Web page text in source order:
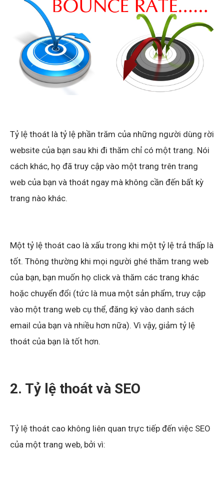
Tỷ lệ thoát là tỷ lệ phần trăm của những người dùng rời
website của bạn sau khi đi thăm chỉ có một trang. Nói
cách khác, họ đã truy cập vào một trang trên trang
web của bạn và thoát ngay mà không cần đến bất kỳ
trang nào khác.
Một tỷ lệ thoát cao là xấu trong khi một tỷ lệ trả thấp là
tốt. Thông thường khi mọi người ghé thăm trang web
của bạn, bạn muốn họ click và thăm các trang khác
hoặc chuyển đổi (tức là mua một sản phẩm, truy cập
vào một trang web cụ thể, đăng ký vào danh sách
email của bạn và nhiều hơn nữa). Vì vậy, giảm tỷ lệ
thoát của bạn là tốt hơn.
2. Tỷ lệ thoát và SEO
Tỷ lệ thoát cao không liên quan trực tiếp đến việc SEO
của một trang web, bởi vì: